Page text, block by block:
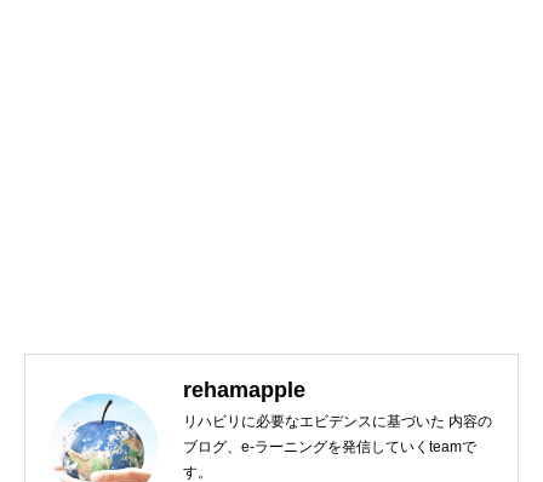
rehamapple
リハビリに必要なエビデンスに基づいた 内容の
ブログ、e-ラーニングを発信していくteamで
す。